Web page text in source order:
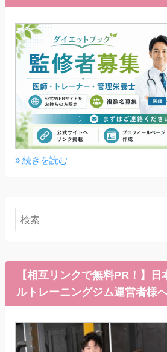
» 続きを読む
【相互リンクで無料PR！】
ルトレーニングジム運営者様